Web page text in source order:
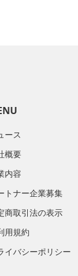
ース
概要
内容
トナー企業募集
商取引法の表示
用規約
イバシーポリシー